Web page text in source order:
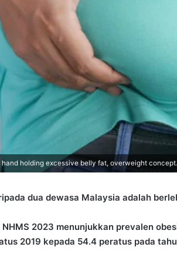
hand holding excessive belly fat, overweight concept.
dua dewasa Malaysia adalah
NHMS 2023 menunjukkan prevalen
2019 kepada 54.4 peratus pada